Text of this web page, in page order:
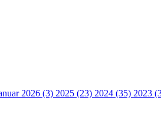
2026 (3) 2025 (23) 2024 (35) 2023